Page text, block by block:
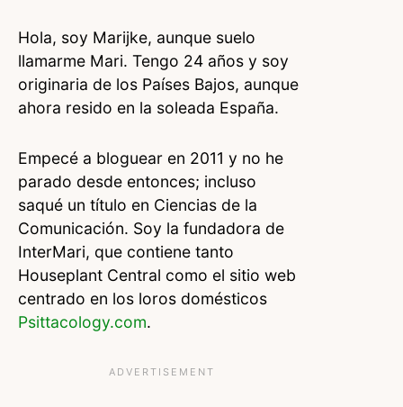
Hola, soy Marijke, aunque suelo
llamarme Mari. Tengo 24 años y soy
originaria de los Países Bajos, aunque
ahora resido en la soleada España.
Empecé a bloguear en 2011 y no he
parado desde entonces; incluso
saqué un título en Ciencias de la
Comunicación. Soy la fundadora de
InterMari, que contiene tanto
Houseplant Central como el sitio web
centrado en los loros domésticos
Psittacology.com.